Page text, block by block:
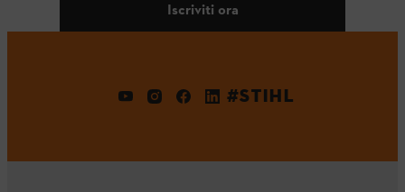
Iscriviti ora
#STIHL